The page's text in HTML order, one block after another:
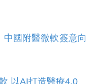
中國附醫微軟簽意向
以AI打造醫療4.0